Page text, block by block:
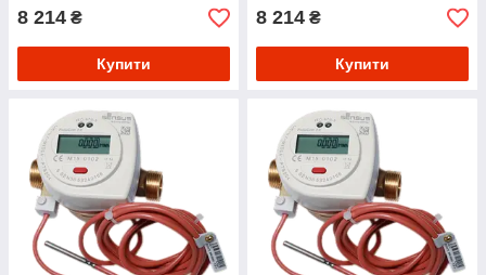
8 214 ₴
Купити
8 214 ₴
Купити